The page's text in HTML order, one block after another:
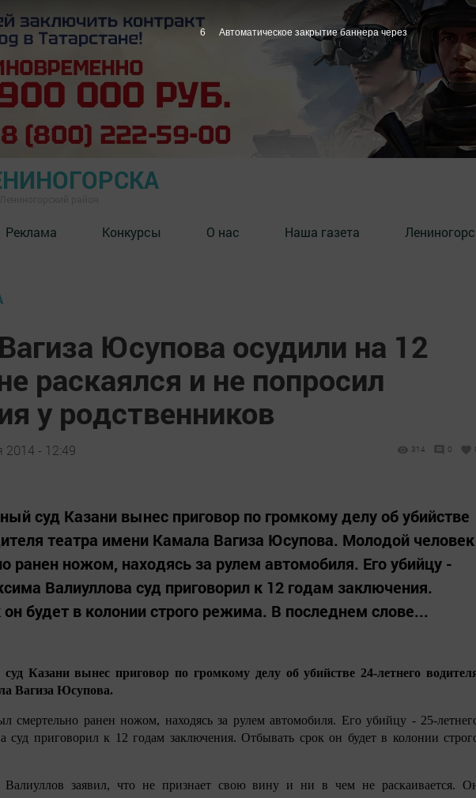
Реклама Конкурсы О нас Наша газета
Юсупова осудили на 12
раскаялся и не попросил
у родственников
2014 - 12:49 314 0
суд Казани вынес приговор по громкому делу об убийстве
театра имени Камала Вагиза Юсупова. Молодой человек
ранен ножом, находясь за рулем автомобиля. Его убийцу -
Валиуллова суд приговорил к 12 годам заключения.
будет в колонии строго режима. В последнем слове...
Казани вынес приговор по громкому делу об убийстве 24-летнего
Вагиза Юсупова.
смертельно ранен ножом, находясь за рулем автомобиля. Его убийцу - 25-
суд приговорил к 12 годам заключения. Отбывать срок он будет в колонии
Валиуллов заявил, что не признает свою вину и ни в чем не раскаивается.
5 Автоматическое закрытие баннера через